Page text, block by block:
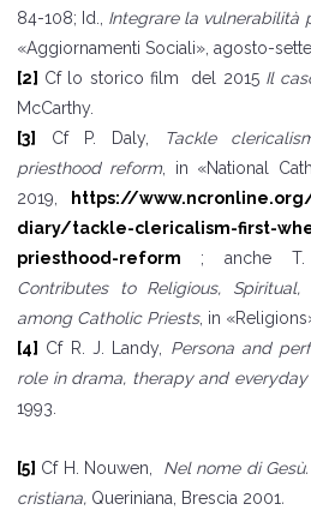
84-108; Id.,
Integrare la vulnerabilità
«Aggiornamenti Sociali», agosto-
[2] Cf lo storico film del 2015 Il
McCarthy.
[3]
Cf P. Daly,
Tackle
priesthood reform, in «National
2019,
https://
diary/tackle-clericalism-first-
priesthood-reform ; anche
Contributes to Religious,
among Catholic Priests, in
[4]
Cf R. J. Landy, Persona and
role in drama, therapy and
1993.
[5] Cf H. Nouwen, Nel nome di
cristiana, Queriniana, Brescia 2001.